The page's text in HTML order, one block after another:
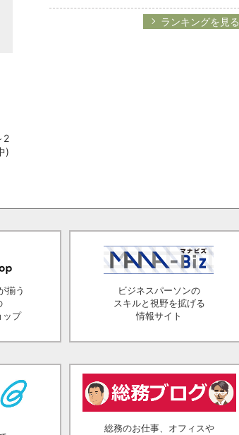
2
)
ランキングを見る
揃う
ップ
ビジネスパーソンの
スキルと視野を拡げる
情報サイト
総務のお仕事、オフィスや